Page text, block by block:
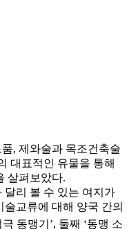
, 제와술과 목조건축술
대표적인 유물을 통해
살펴보았다.
달리 볼 수 있는 여지가
교류에 대해 양국 간의
동맹기’, 둘째 ‘동맹 소